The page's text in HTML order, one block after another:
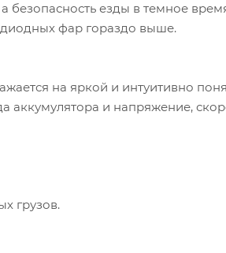
безопасность езды в темное
фар гораздо выше.
на яркой и интуитивно
аккумулятора и напряжение,
грузов.